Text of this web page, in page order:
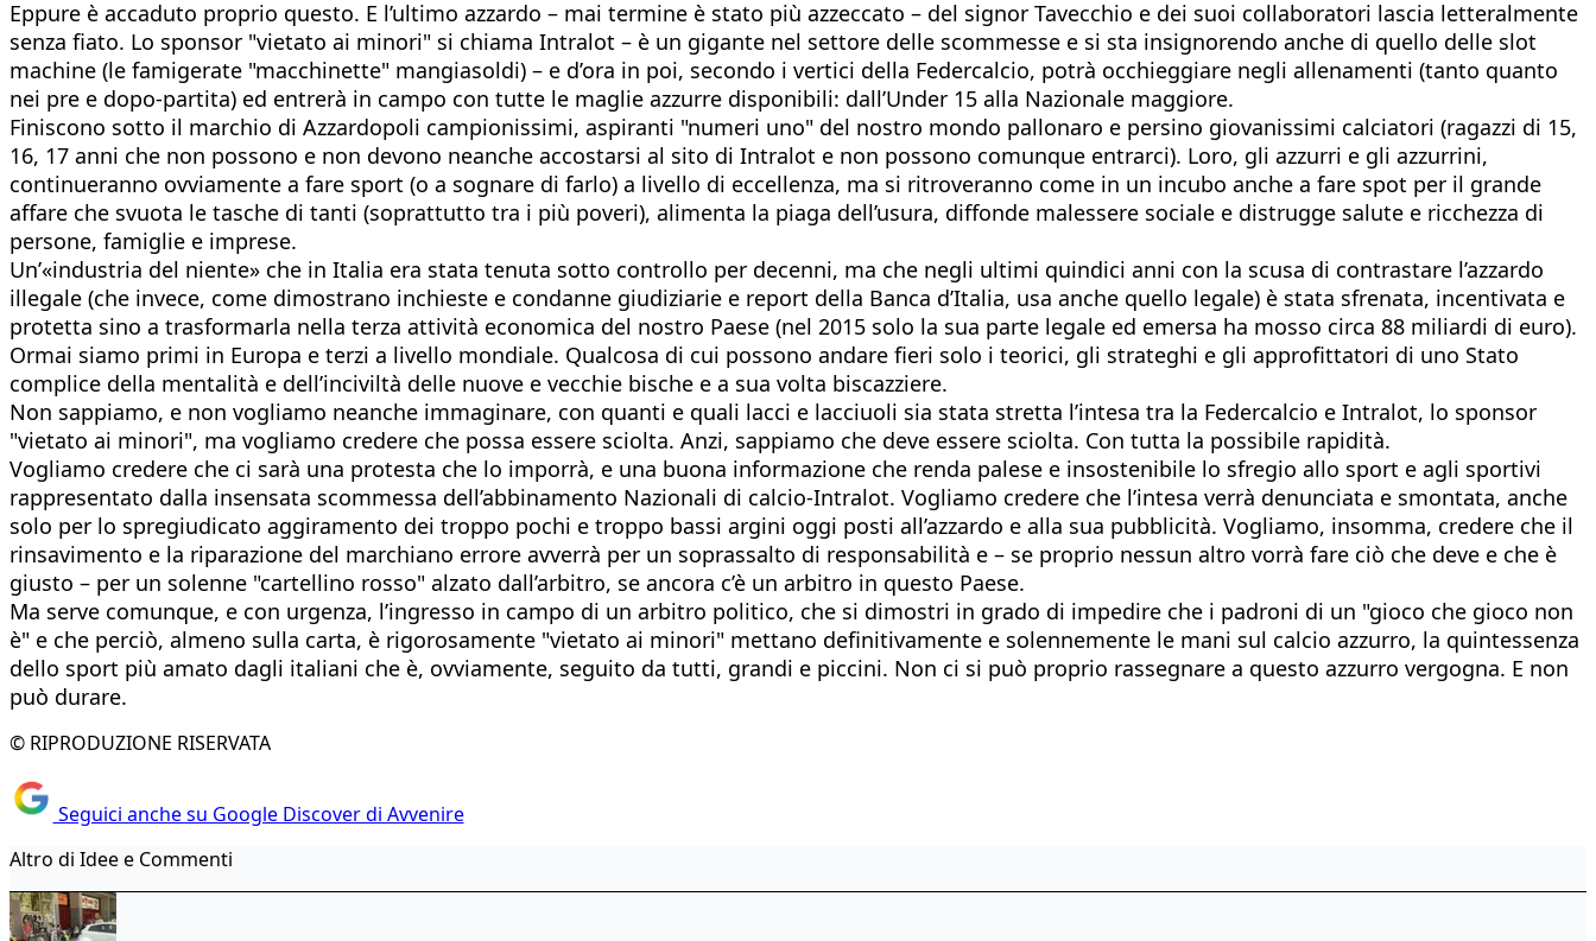
Eppure è accaduto proprio questo. E l’ultimo azzardo – mai termine è stato più azzeccato – del signor Tavecchio e dei suoi collaboratori lascia letteralmente
senza fiato. Lo sponsor "vietato ai minori" si chiama Intralot – è un gigante nel settore delle scommesse e si sta insignorendo anche di quello delle slot
machine (le famigerate "macchinette" mangiasoldi) – e d’ora in poi, secondo i vertici della Federcalcio, potrà occhieggiare negli allenamenti (tanto quanto
nei pre e dopo-partita) ed entrerà in campo con tutte le maglie azzurre disponibili: dall’Under 15 alla Nazionale maggiore.
Finiscono sotto il marchio di Azzardopoli campionissimi, aspiranti "numeri uno" del nostro mondo pallonaro e persino giovanissimi calciatori (ragazzi di 15,
16, 17 anni che non possono e non devono neanche accostarsi al sito di Intralot e non possono comunque entrarci). Loro, gli azzurri e gli azzurrini,
continueranno ovviamente a fare sport (o a sognare di farlo) a livello di eccellenza, ma si ritroveranno come in un incubo anche a fare spot per il grande
affare che svuota le tasche di tanti (soprattutto tra i più poveri), alimenta la piaga dell’usura, diffonde malessere sociale e distrugge salute e ricchezza di
persone, famiglie e imprese.
Un’«industria del niente» che in Italia era stata tenuta sotto controllo per decenni, ma che negli ultimi quindici anni con la scusa di contrastare l’azzardo
illegale (che invece, come dimostrano inchieste e condanne giudiziarie e report della Banca d’Italia, usa anche quello legale) è stata sfrenata, incentivata e
protetta sino a trasformarla nella terza attività economica del nostro Paese (nel 2015 solo la sua parte legale ed emersa ha mosso circa 88 miliardi di euro).
Ormai siamo primi in Europa e terzi a livello mondiale. Qualcosa di cui possono andare fieri solo i teorici, gli strateghi e gli approfittatori di uno Stato
complice della mentalità e dell’inciviltà delle nuove e vecchie bische e a sua volta biscazziere.
Non sappiamo, e non vogliamo neanche immaginare, con quanti e quali lacci e lacciuoli sia stata stretta l’intesa tra la Federcalcio e Intralot, lo sponsor
"vietato ai minori", ma vogliamo credere che possa essere sciolta. Anzi, sappiamo che deve essere sciolta. Con tutta la possibile rapidità.
Vogliamo credere che ci sarà una protesta che lo imporrà, e una buona informazione che renda palese e insostenibile lo sfregio allo sport e agli sportivi
rappresentato dalla insensata scommessa dell’abbinamento Nazionali di calcio-Intralot. Vogliamo credere che l’intesa verrà denunciata e smontata, anche
solo per lo spregiudicato aggiramento dei troppo pochi e troppo bassi argini oggi posti all’azzardo e alla sua pubblicità. Vogliamo, insomma, credere che il
rinsavimento e la riparazione del marchiano errore avverrà per un soprassalto di responsabilità e – se proprio nessun altro vorrà fare ciò che deve e che è
giusto – per un solenne "cartellino rosso" alzato dall’arbitro, se ancora c’è un arbitro in questo Paese.
Ma serve comunque, e con urgenza, l’ingresso in campo di un arbitro politico, che si dimostri in grado di impedire che i padroni di un "gioco che gioco non
è" e che perciò, almeno sulla carta, è rigorosamente "vietato ai minori" mettano definitivamente e solennemente le mani sul calcio azzurro, la quintessenza
dello sport più amato dagli italiani che è, ovviamente, seguito da tutti, grandi e piccini. Non ci si può proprio rassegnare a questo azzurro vergogna. E non
può durare.
© RIPRODUZIONE RISERVATA
Seguici anche su Google Discover di Avvenire
Altro di Idee e Commenti